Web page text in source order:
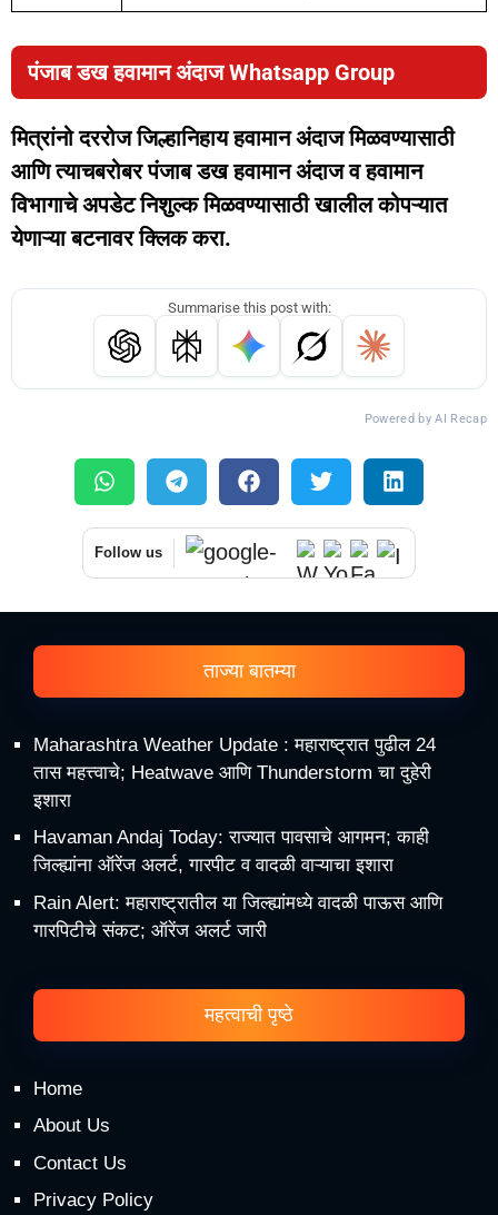
पंजाब डख हवामान अंदाज Whatsapp Group
मित्रांनो दररोज जिल्हानिहाय हवामान अंदाज मिळवण्यासाठी
आणि त्याचबरोबर पंजाब डख हवामान अंदाज व हवामान
विभागाचे अपडेट निशुल्क मिळवण्यासाठी खालील कोपऱ्यात
येणाऱ्या बटनावर क्लिक करा.
Summarise this post with:
Powered by AI Recap
Follow us
ताज्या बातम्या
Maharashtra Weather Update : महाराष्ट्रात पुढील 24
तास महत्त्वाचे; Heatwave आणि Thunderstorm चा दुहेरी
इशारा
Havaman Andaj Today: राज्यात पावसाचे आगमन; काही
जिल्ह्यांना ऑरेंज अलर्ट, गारपीट व वादळी वाऱ्याचा इशारा
Rain Alert: महाराष्ट्रातील या जिल्ह्यांमध्ये वादळी पाऊस आणि
गारपिटीचे संकट; ऑरेंज अलर्ट जारी
महत्वाची पृष्ठे
Home
About Us
Contact Us
Privacy Policy